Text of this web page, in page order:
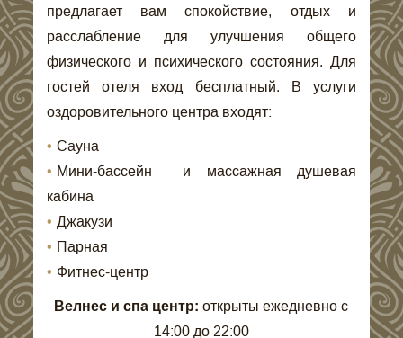
предлагает вам спокойствие, отдых и
расслабление для улучшения общего
физического и психического состояния. Для
гостей отеля вход бесплатный. В услуги
оздоровительного центра входят:
Сауна
Мини-бассейн и массажная душевая
кабина
Джакузи
Парная
Фитнес-центр
Bелнес и спа центр: открыты ежедневно с
14:00 до 22:00